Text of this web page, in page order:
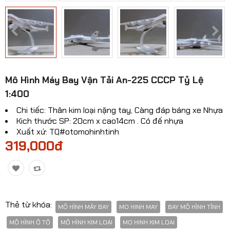
Liên hệ
Mô hình quân sự
Mô hình xe cơ giới
Mô hình Xe cổ
Tỷ lệ mô hình
Mô hình lắp ráp
Máy bay dân sự
Mô hình xe mô tô - xe máy
Mô Hình Máy Bay Vận Tải An-225 CCCP Tỷ Lệ
1:400
Chi tiếc: Thân kim loại nặng tay, Càng đáp báng xe Nhựa
Kich thước SP: 20cm x cao14cm . Có đế nhựa
Xuất xứ: TQ#otomohinhtinh
319,000đ
Thẻ từ khóa: MÔ HÌNH MÁY BAY MO HINH MAY
BAY MÔ HÌNH TĨNH
MÔ HÌNH Ô TÔ
MÔ HÌNH KIM LOẠI
MO HINH KIM LOAI